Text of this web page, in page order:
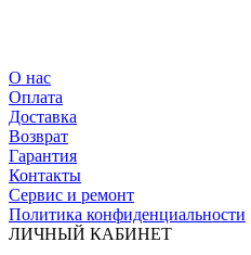
О нас
Оплата
Доставка
Возврат
Гарантия
Контакты
Сервис и ремонт
Политика конфиденциальности
ЛИЧНЫЙ КАБИНЕТ